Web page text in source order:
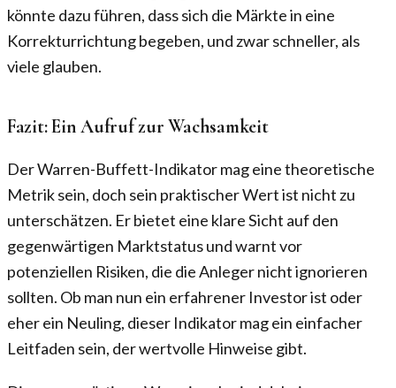
könnte dazu führen, dass sich die Märkte in eine
Korrekturrichtung begeben, und zwar schneller, als
viele glauben.
Fazit: Ein Aufruf zur Wachsamkeit
Der Warren-Buffett-Indikator mag eine theoretische
Metrik sein, doch sein praktischer Wert ist nicht zu
unterschätzen. Er bietet eine klare Sicht auf den
gegenwärtigen Marktstatus und warnt vor
potenziellen Risiken, die die Anleger nicht ignorieren
sollten. Ob man nun ein erfahrener Investor ist oder
eher ein Neuling, dieser Indikator mag ein einfacher
Leitfaden sein, der wertvolle Hinweise gibt.